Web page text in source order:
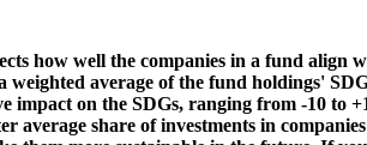
how well the companies in a fund
weighted average of the fund holdings'
impact on the SDGs, ranging from -10 to
average share of investments in